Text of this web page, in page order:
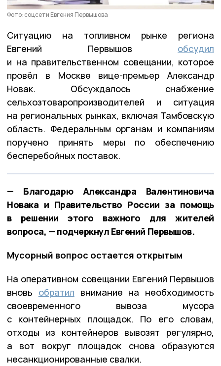
Фото: соцсети Евгения Первышова
Ситуацию на топливном рынке региона
Евгений Первышов обсудил
и на правительственном совещании, которое
провёл в Москве вице-премьер Александр
Новак. Обсуждалось снабжение
сельхозтоваропроизводителей и ситуация
на региональных рынках, включая Тамбовскую
область. Федеральным органам и компаниям
поручено принять меры по обеспечению
бесперебойных поставок.
— Благодарю Александра Валентиновича
Новака и Правительство России за помощь
в решении этого важного для жителей
вопроса, — подчеркнул Евгений Первышов.
Мусорный вопрос остается открытым
На оперативном совещании Евгений Первышов
вновь обратил внимание на необходимость
своевременного вывоза мусора
с контейнерных площадок. По его словам,
отходы из контейнеров вывозят регулярно,
а вот вокруг площадок снова образуются
несанкционированные свалки.